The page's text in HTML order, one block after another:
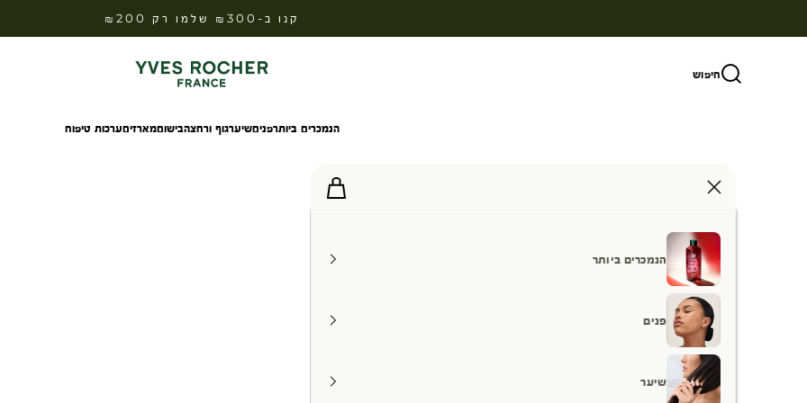
קנו ב-₪300 שלמו רק ₪200
חיפוש Yves Rocher Israel
הנמכרים ביותרפניםשיערגוף ורחצהבישוםמארזיםערכות טיפוח
הנמכרים ביותר
פנים
שיער